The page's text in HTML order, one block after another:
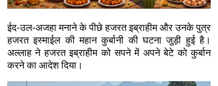
ईद-उल-अजहा मनाने के पीछे हजरत इब्राहीम और उनके पुत्र
हजरत इस्माईल की महान कुर्बानी की घटना जुड़ी हुई है।
अल्लाह ने हजरत इब्राहीम को सपने में अपने बेटे को कुर्बान
करने का आदेश दिया।